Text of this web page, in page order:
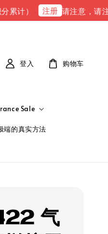
注册 请注意，请注意 下
Sale
端的真实方法
登入 购物车
气